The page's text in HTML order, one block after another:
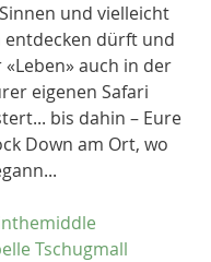
und vielleicht
entdecken dürft und
auch in der
eigenen Safari
bis dahin – Eure
Down am Ort, wo
Tschugmall